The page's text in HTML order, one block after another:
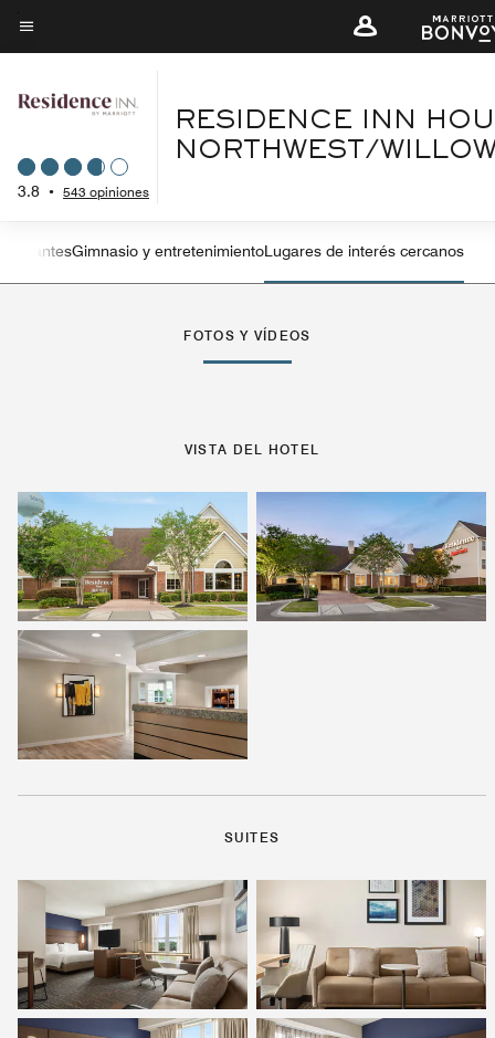
Skip
to
content
Texto del menú
3.8 • 543 opiniones
RESIDENCE INN
NORTHWEST/
Flecha izquierda
Gimnasio y entretenimientoLugares de interés cercanos
FOTOS Y VÍDEOS
VISTA DEL HOTEL
SUITES